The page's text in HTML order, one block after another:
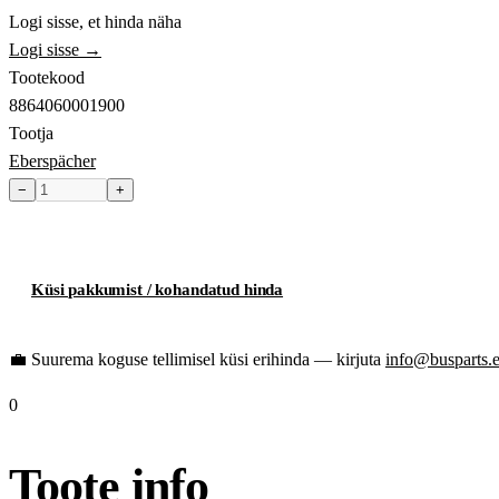
Logi sisse, et hinda näha
Logi sisse →
Tootekood
8864060001900
Tootja
Eberspächer
− +
Küsi pakkumist / kohandatud hinda
💼 Suurema koguse tellimisel küsi erihinda — kirjuta
0
Toote info